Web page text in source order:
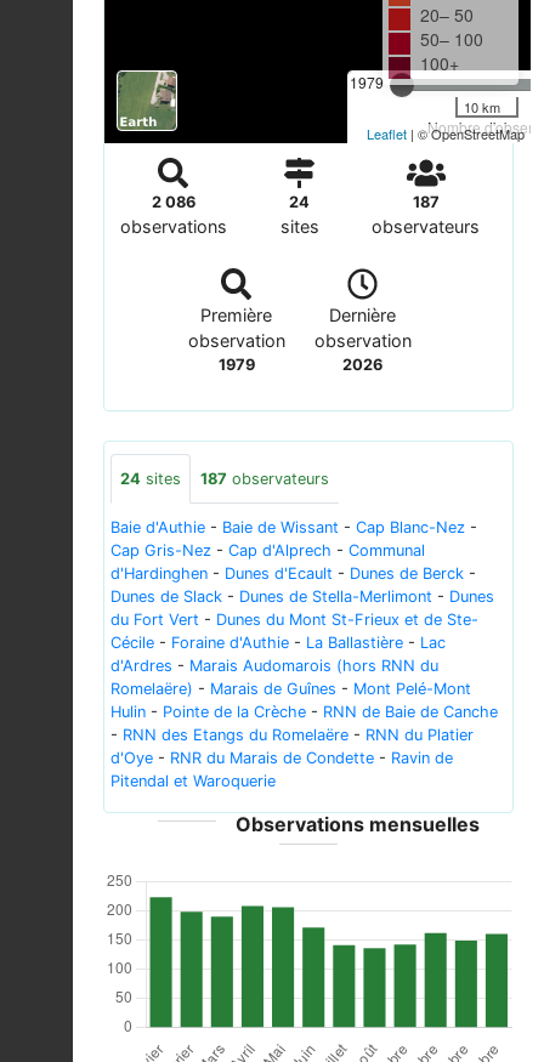
1979
Nombre
20– 50
50– 100
100+
10 km
Leaflet | © OpenStreetMap
2 086
observations
24
sites
187
observateurs
Première
observation
1979
Dernière
observation
2026
24 sites 187 observateurs
Baie d'Authie - Baie de Wissant - Cap Blanc-Nez -
Cap Gris-Nez - Cap d'Alprech - Communal
d'Hardinghen - Dunes d'Ecault - Dunes de Berck -
Dunes de Slack - Dunes de Stella-Merlimont - Dunes
du Fort Vert - Dunes du Mont St-Frieux et de Ste-
Cécile - Foraine d'Authie - La Ballastière - Lac
d'Ardres - Marais Audomarois (hors RNN du
Romelaëre) - Marais de Guînes - Mont Pelé-Mont
Hulin - Pointe de la Crèche - RNN de Baie de Canche
- RNN des Etangs du Romelaëre - RNN du Platier
d'Oye - RNR du Marais de Condette - Ravin de
Pitendal et Waroquerie
Observations mensuelles